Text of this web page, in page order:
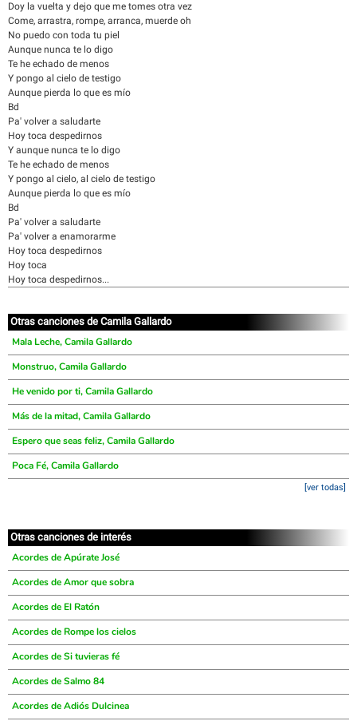
Doy la vuelta y dejo que me tomes otra vez
Come, arrastra, rompe, arranca, muerde oh
No puedo con toda tu piel
Aunque nunca te lo digo
Te he echado de menos
Y pongo al cielo de testigo
Aunque pierda lo que es mío
Bd
Pa' volver a saludarte
Hoy toca despedirnos
Y aunque nunca te lo digo
Te he echado de menos
Y pongo al cielo, al cielo de testigo
Aunque pierda lo que es mío
Bd
Pa' volver a saludarte
Pa' volver a enamorarme
Hoy toca despedirnos
Hoy toca
Hoy toca despedirnos...
Otras canciones de Camila Gallardo
Mala Leche, Camila Gallardo
Monstruo, Camila Gallardo
He venido por ti, Camila Gallardo
Más de la mitad, Camila Gallardo
Espero que seas feliz, Camila Gallardo
Poca Fé, Camila Gallardo
[ver todas]
Otras canciones de interés
Acordes de Apúrate José
Acordes de Amor que sobra
Acordes de El Ratón
Acordes de Rompe los cielos
Acordes de Si tuvieras fé
Acordes de Salmo 84
Acordes de Adiós Dulcinea